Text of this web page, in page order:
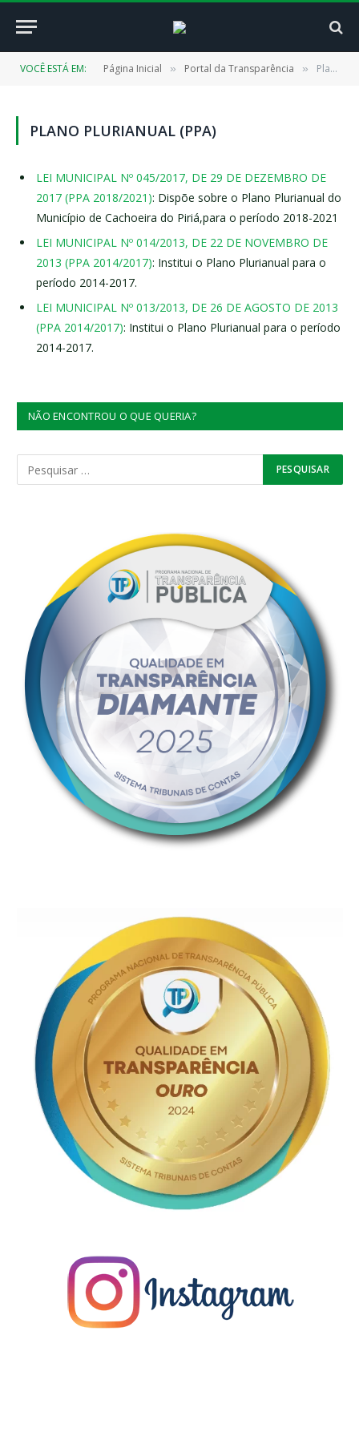
VOCÊ ESTÁ EM: Página Inicial » Portal da Transparência » Plano Plurianual (PPA)
PLANO PLURIANUAL (PPA)
LEI MUNICIPAL Nº 045/2017, DE 29 DE DEZEMBRO DE
2017 (PPA 2018/2021): Dispõe sobre o Plano Plurianual do
Município de Cachoeira do Piriá,para o período 2018-2021
LEI MUNICIPAL Nº 014/2013, DE 22 DE NOVEMBRO DE
2013 (PPA 2014/2017): Institui o Plano Plurianual para o
período 2014-2017.
LEI MUNICIPAL Nº 013/2013, DE 26 DE AGOSTO DE 2013
(PPA 2014/2017): Institui o Plano Plurianual para o período
2014-2017.
NÃO ENCONTROU O QUE QUERIA?